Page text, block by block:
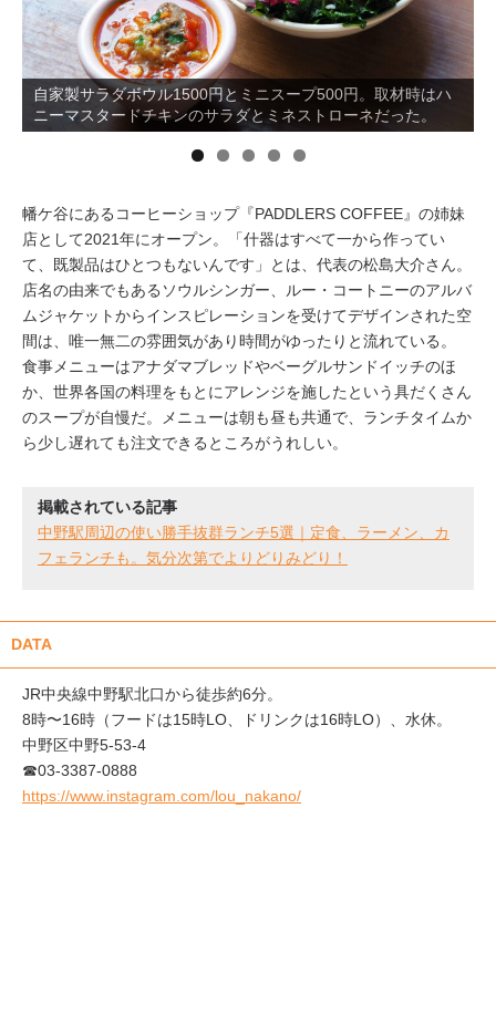
中央線フェス
イベント情報
おしらせ
自家製サラダボウル1500円とミニスープ500円。取材時はハ
ニーマスタードチキンのサラダとミネストローネだった。
幡ケ谷にあるコーヒーショップ『PADDLERS COFFEE』の姉妹
店として2021年にオープン。「什器はすべて一から作ってい
て、既製品はひとつもないんです」とは、代表の松島大介さん。
店名の由来でもあるソウルシンガー、ルー・コートニーのアルバ
ムジャケットからインスピレーションを受けてデザインされた空
間は、唯一無二の雰囲気があり時間がゆったりと流れている。
食事メニューはアナダマブレッドやベーグルサンドイッチのほ
か、世界各国の料理をもとにアレンジを施したという具だくさん
のスープが自慢だ。メニューは朝も昼も共通で、ランチタイムか
ら少し遅れても注文できるところがうれしい。
掲載されている記事
中野駅周辺の使い勝手抜群ランチ5選｜定食、ラーメン、カ
フェランチも。気分次第でよりどりみどり！
DATA
JR中央線中野駅北口から徒歩約6分。
8時〜16時（フードは15時LO、ドリンクは16時LO）、水休。
中野区中野5-53-4
☎03-3387-0888
https://www.instagram.com/lou_nakano/